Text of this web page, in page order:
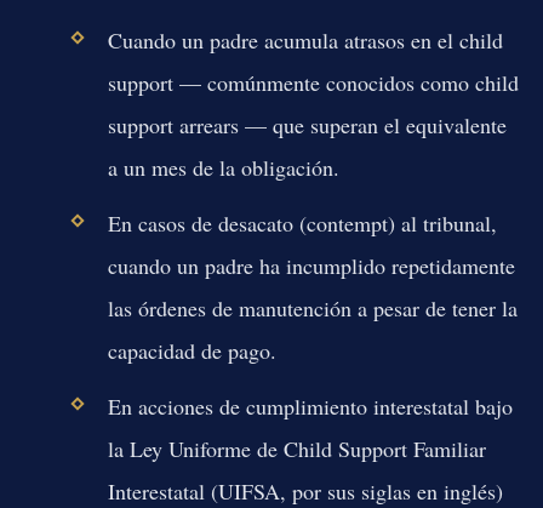
Cuando un padre acumula atrasos en el child
support — comúnmente conocidos como child
support arrears — que superan el equivalente
a un mes de la obligación.
En casos de desacato (contempt) al tribunal,
cuando un padre ha incumplido repetidamente
las órdenes de manutención a pesar de tener la
capacidad de pago.
En acciones de cumplimiento interestatal bajo
la Ley Uniforme de Child Support Familiar
Interestatal (UIFSA, por sus siglas en inglés)